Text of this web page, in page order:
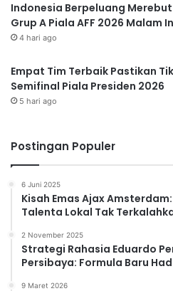
Indonesia Berpeluang
Grup A Piala AFF 2026 Malam
4 hari ago
Empat Tim Terbaik Pastikan
Semifinal Piala Presiden 2026
5 hari ago
Postingan Populer
6 Juni 2025
Kisah Emas Ajax
Talenta Lokal Tak
2 November 2025
Strategi Rahasia Eduardo
Persibaya: Formula Baru
9 Maret 2026